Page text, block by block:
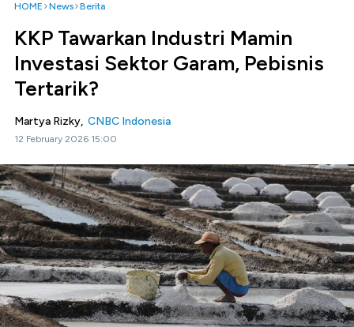
HOME News Berita
KKP Tawarkan Industri Mamin
Investasi Sektor Garam, Pebisnis
Tertarik?
Martya Rizky, CNBC Indonesia
12 February 2026 15:00